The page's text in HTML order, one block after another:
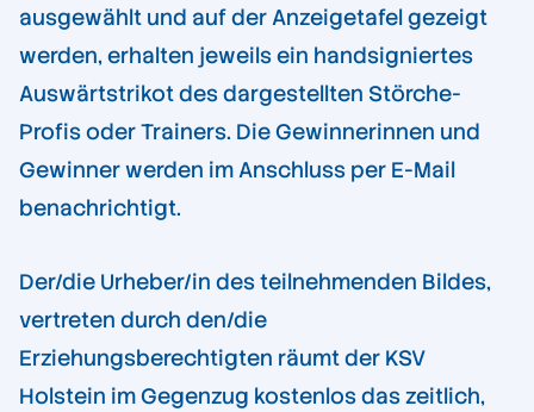
ausgewählt und auf der Anzeigetafel gezeigt
werden, erhalten jeweils ein handsigniertes
Auswärtstrikot des dargestellten Störche-
Profis oder Trainers. Die Gewinnerinnen und
Gewinner werden im Anschluss per E-Mail
benachrichtigt.
Der/die Urheber/in des teilnehmenden Bildes,
vertreten durch den/die
Erziehungsberechtigten räumt der KSV
Holstein im Gegenzug kostenlos das zeitlich,